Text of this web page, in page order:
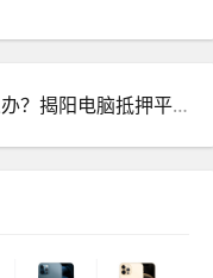
阳电脑抵押平台告诉您!